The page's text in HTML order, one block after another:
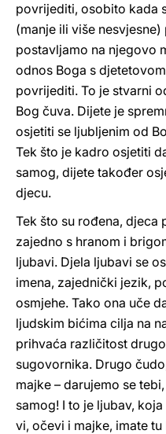
povrijediti, osobito kada
(manje ili više
postavljamo na njegovo
odnos Boga s
povrijediti. To je stvarni
Bog čuva. Dijete je
osjetiti se ljubljenim od
Tek što je kadro osjetiti
samog, dijete također
djecu.
Tek što su rođena, djeca
zajedno s hranom i
ljubavi. Djela ljubavi se
imena, zajednički jezik,
osmjehe. Tako ona uče
ljudskim bićima cilja na
prihvaća različitost
sugovornika. Drugo
majke – darujemo se
samog! I to je ljubav,
vi, očevi i majke, imate